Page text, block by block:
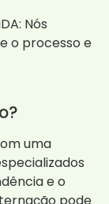
Nós
o processo e
uma
e o